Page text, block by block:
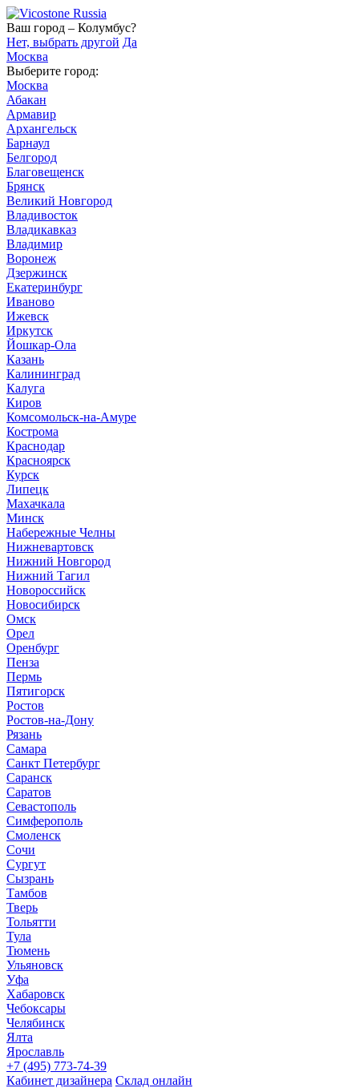
Ваш город – Колумбус?
Нет, выбрать другой Да
Москва
Выберите город:
Москва
Абакан
Армавир
Архангельск
Барнаул
Белгород
Благовещенск
Брянск
Великий Новгород
Владивосток
Владикавказ
Владимир
Воронеж
Дзержинск
Екатеринбург
Иваново
Ижевск
Иркутск
Йошкар-Ола
Казань
Калининград
Калуга
Киров
Комсомольск-на-Амуре
Кострома
Краснодар
Красноярск
Курск
Липецк
Махачкала
Минск
Набережные Челны
Нижневартовск
Нижний Новгород
Нижний Тагил
Новороссийск
Новосибирск
Омск
Орел
Оренбург
Пенза
Пермь
Пятигорск
Ростов
Ростов-на-Дону
Рязань
Самара
Санкт Петербург
Саранск
Саратов
Севастополь
Симферополь
Смоленск
Сочи
Сургут
Сызрань
Тамбов
Тверь
Тольятти
Тула
Тюмень
Ульяновск
Уфа
Хабаровск
Чебоксары
Челябинск
Ялта
Ярославль
+7 (495) 773-74-39
Кабинет дизайнера Склад онлайн